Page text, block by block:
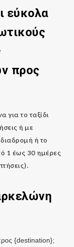
εύκολα
προς
για το ταξίδι
ή με
ή το
1 έως 30 ημέρες
{destination};